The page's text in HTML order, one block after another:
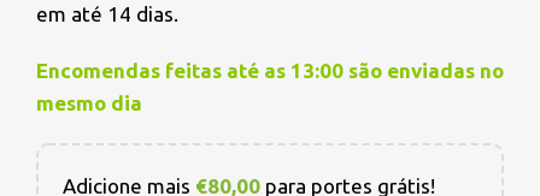
em até 14 dias.
Encomendas feitas até as 13:00 são enviadas no
mesmo dia
Adicione mais €80,00 para portes grátis!